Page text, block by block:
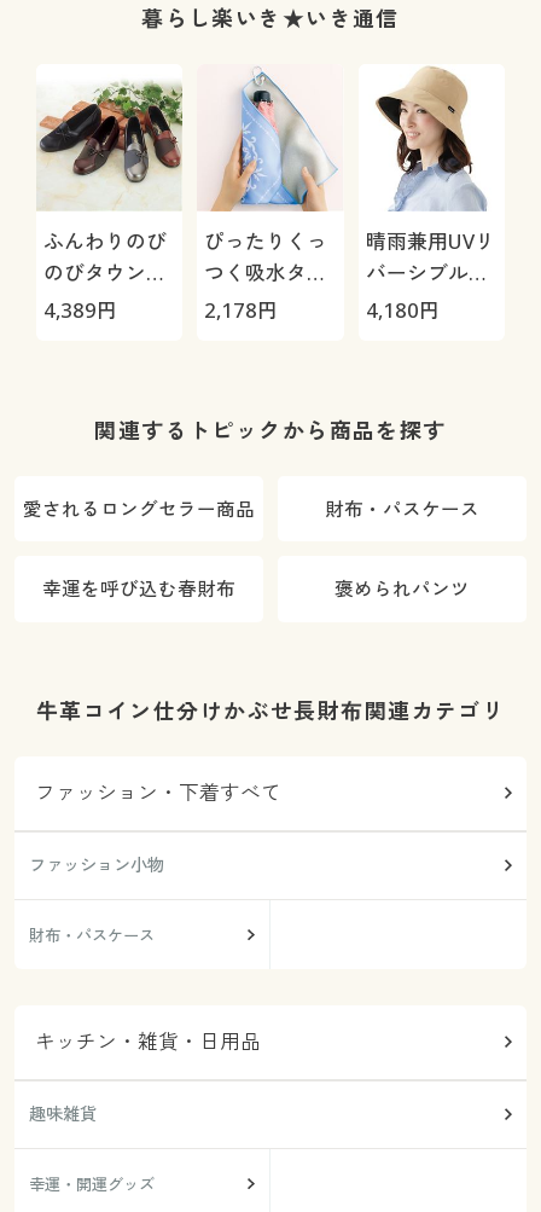
暮らし楽いき★いき通信
ふんわりのび
のびタウンウ
ォーク リボン
4,389円
ぴったりくっ
つく吸水タオ
ル(2色組)
2,178円
晴雨兼用UVリ
バーシブル帽
子
4,180円
関連するトピックから商品を探す
愛されるロングセラー商品 財布・パスケース
幸運を呼び込む春財布 褒められパンツ
牛革コイン仕分けかぶせ長財布関連カテゴリ
ファッション・下着すべて
ファッション小物
財布・パスケース
キッチン・雑貨・日用品
趣味雑貨
幸運・開運グッズ